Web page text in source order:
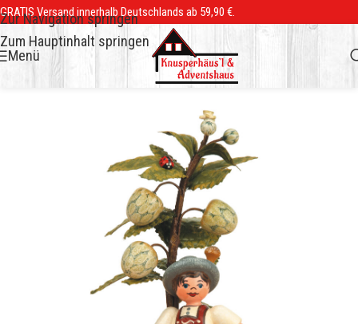
Zur Navigation springen
Zum Hauptinhalt springen
GRATIS Versand innerhalb Deutschlands ab 59,90 €.
Menü